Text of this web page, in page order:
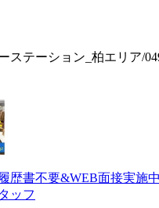
ステーション_柏エリア/
歴書不要&WEB面接実施
ッフ